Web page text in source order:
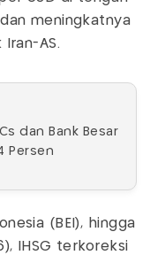
meningkatnya
AS.
dan Bank Besar
Persen
(BEI), hingga
IHSG terkoreksi